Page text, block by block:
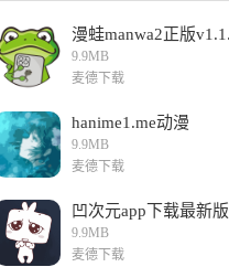
9.9MB
麦德下载
hanime1.me动漫
9.9MB
麦德下载
凹次元app下载最新版
9.9MB
麦德下载